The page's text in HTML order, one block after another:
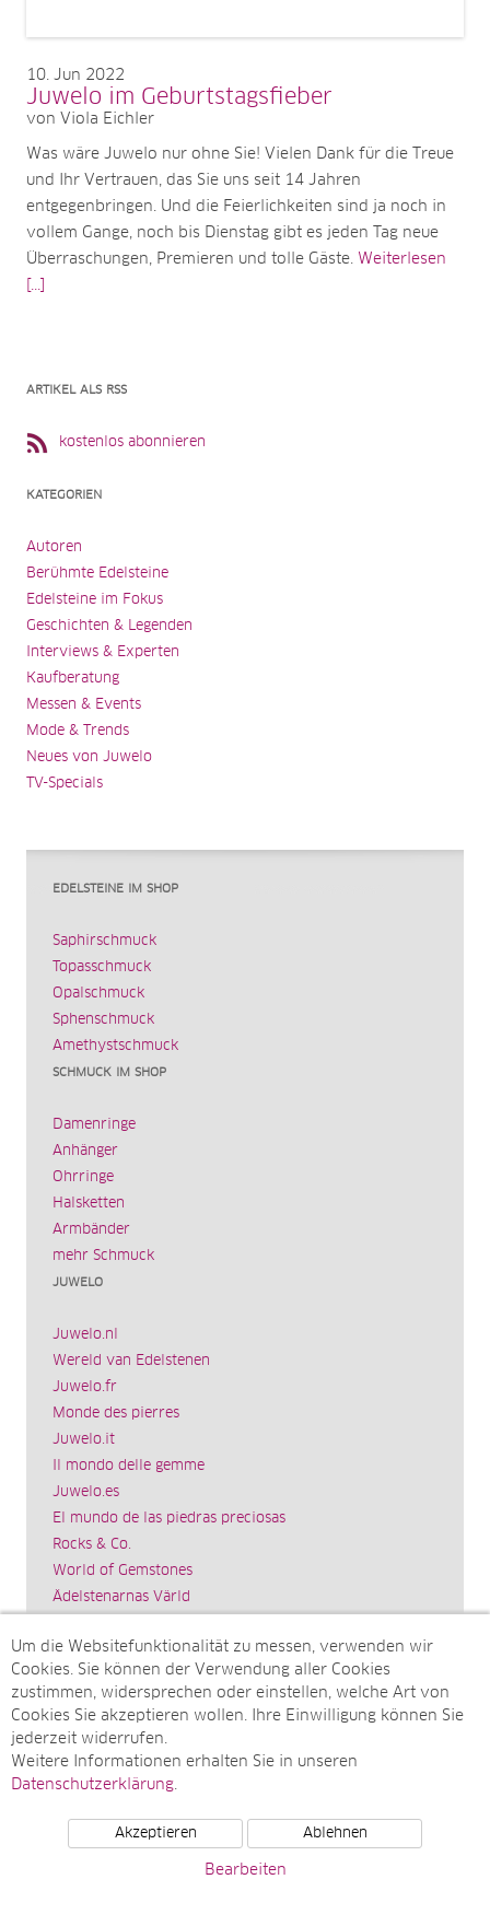
10 Jun 2022
Juwelo im Geburtstagsfieber
von Viola Eichler
Was wäre Juwelo nur ohne Sie! Vielen Dank für die Treue
und Ihr Vertrauen, das Sie uns seit 14 Jahren
entgegenbringen. Und die Feierlichkeiten sind ja noch in
vollem Gange, noch bis Dienstag gibt es jeden Tag neue
Überraschungen, Premieren und tolle Gäste. Weiterlesen
[...]
ARTIKEL ALS RSS
kostenlos abonnieren
KATEGORIEN
Autoren
Berühmte Edelsteine
Edelsteine im Fokus
Geschichten & Legenden
Interviews & Experten
Kaufberatung
Messen & Events
Mode & Trends
Neues von Juwelo
TV-Specials
EDELSTEINE IM SHOP
Saphirschmuck
Topasschmuck
Opalschmuck
Sphenschmuck
Amethystschmuck
SCHMUCK IM SHOP
Damenringe
Anhänger
Ohrringe
Halsketten
Armbänder
mehr Schmuck
JUWELO
Juwelo.nl
Wereld van Edelstenen
Juwelo.fr
Monde des pierres
Juwelo.it
Il mondo delle gemme
Juwelo.es
El mundo de las piedras preciosas
Rocks & Co.
World of Gemstones
Ädelstenarnas Värld
Impressum
SITEMAP
Sitemap
Monatsarchive
Top-Artikel
© Juwelo Deutschland GmbH (ein Tochterunternehmen der
Um die Websitefunktionalität zu messen, verwenden wir
Cookies. Sie können der Verwendung aller Cookies
zustimmen, widersprechen oder einstellen, welche Art von
Cookies Sie akzeptieren wollen. Ihre Einwilligung können Sie
jederzeit widerrufen.
Weitere Informationen erhalten Sie in unseren
Datenschutzerklärung.
Akzeptieren Ablehnen
Bearbeiten